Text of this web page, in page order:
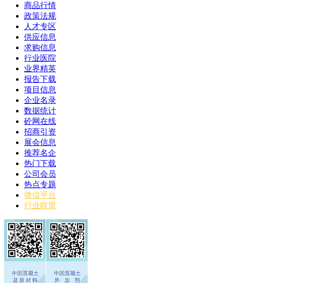
商品行情
政策法规
人才专区
供应信息
求购信息
行业医院
业界精英
报告下载
项目信息
企业名录
数据统计
砼网在线
招商引资
展会信息
推荐名企
热门下载
公司会员
热点专题
微信平台
行业联盟